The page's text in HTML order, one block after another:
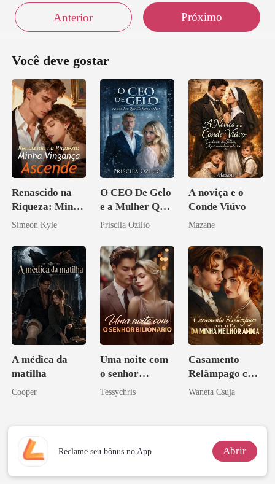
Anterior Próximo
Você deve gostar
Renascido na
Riqueza: Minha
Vingança
Simeon Kyle
O CEO De Gelo
e a Mulher Que
Ele Jurou Odiar
Priscila Ozilio
A noviça e o
Conde Viúvo
Mazane
A médica da
matilha
Cooper
Uma noite com
o senhor
Bilionário
Tessychris
Casamento
Relâmpago com
o Pai da Minha
Waneta Csuja
Reclame seu bônus no App Abrir